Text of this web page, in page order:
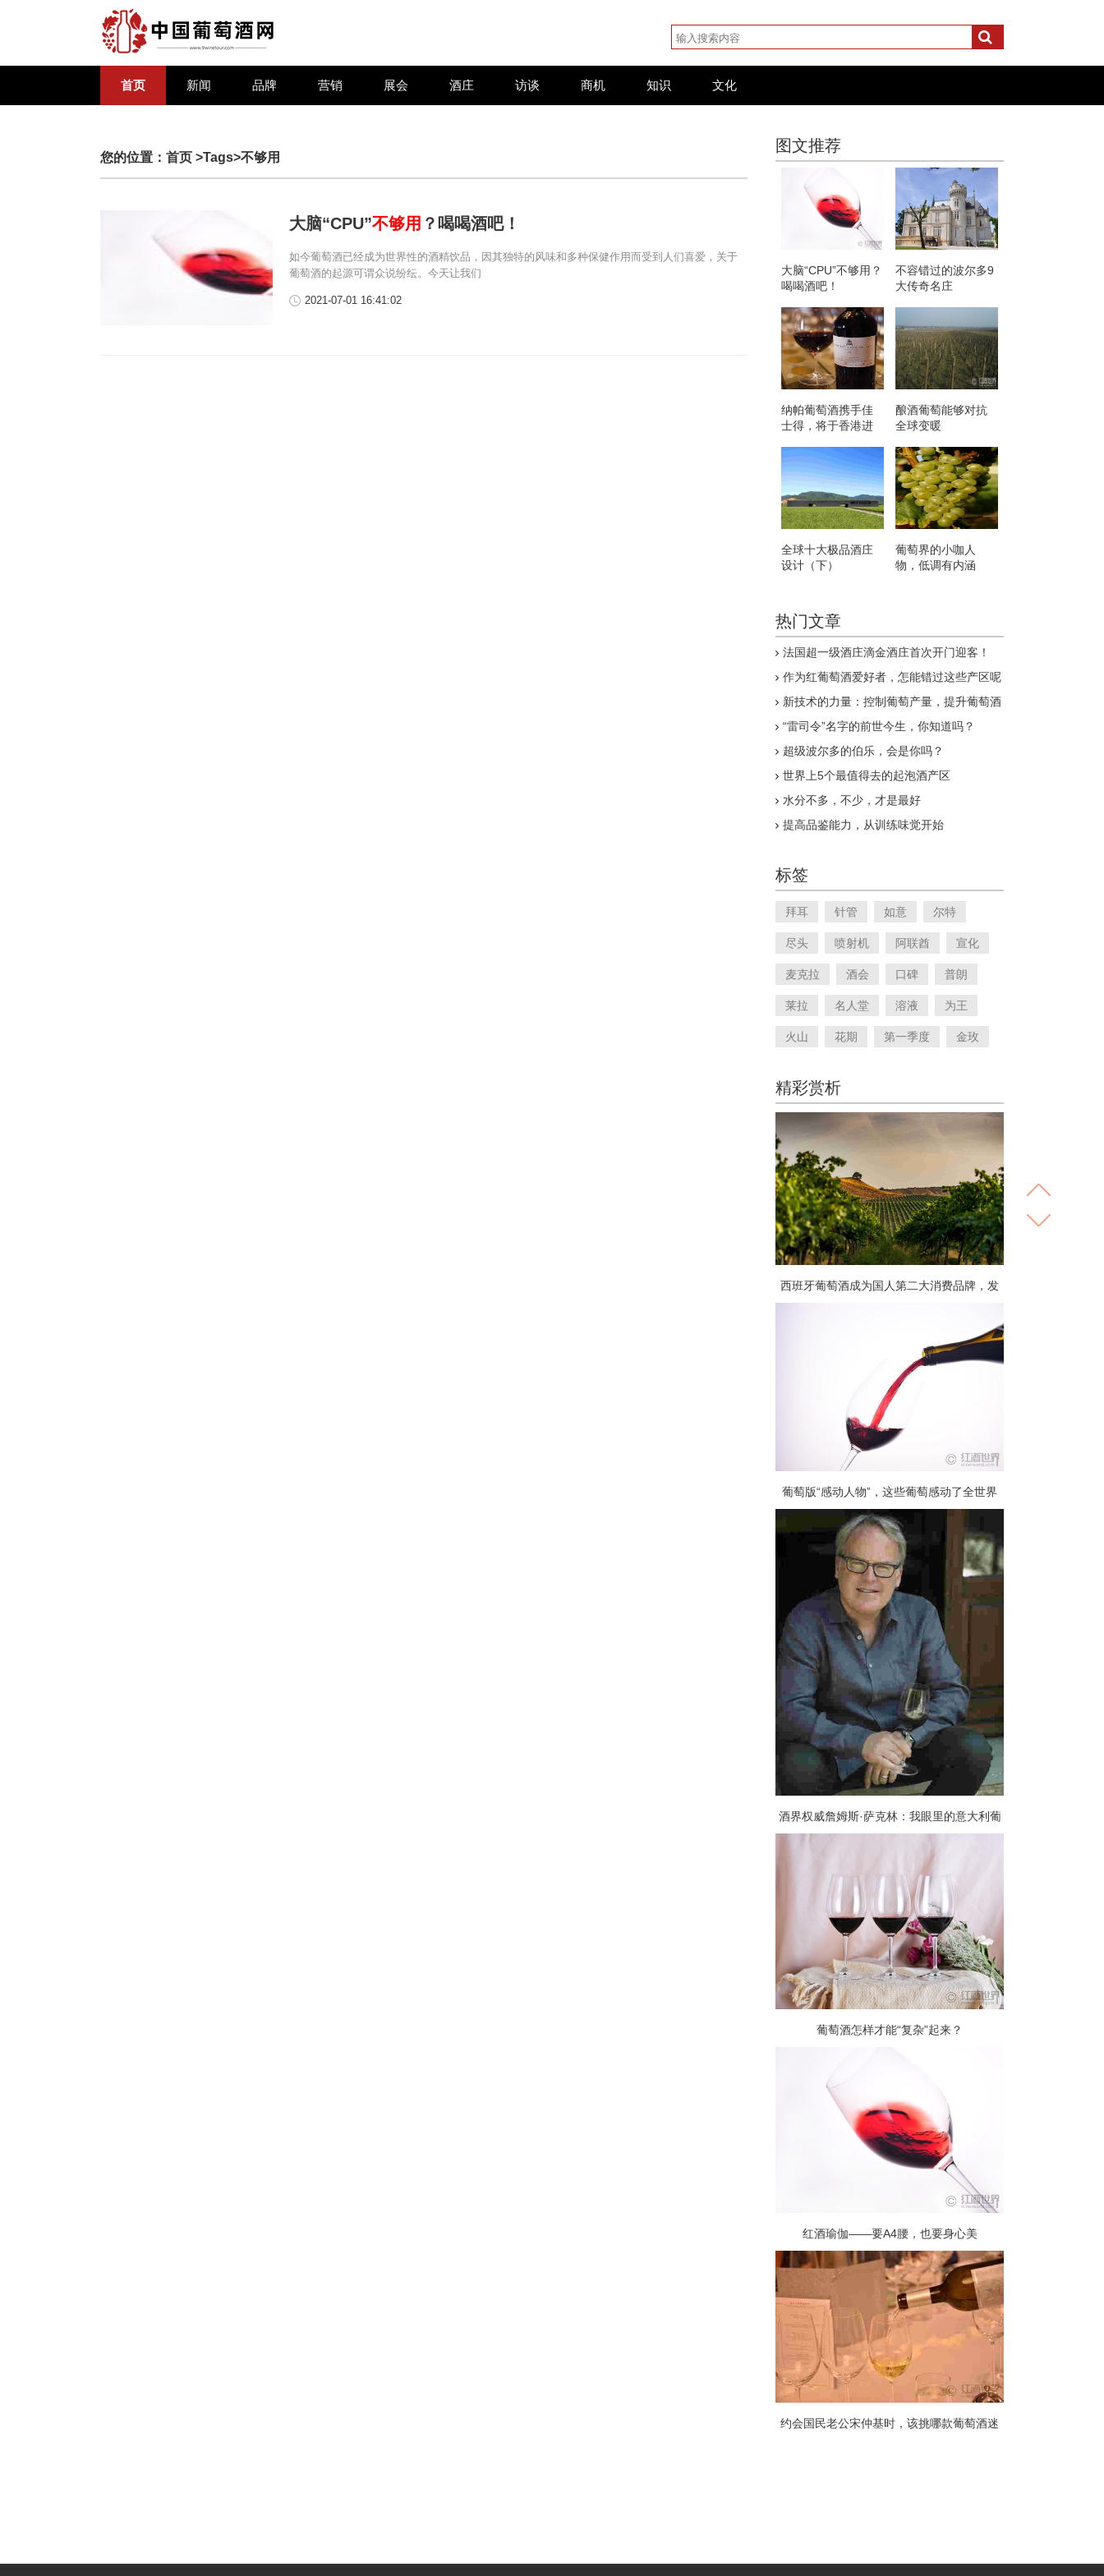
首页 新闻 品牌 营销 展会 酒庄 访谈 商机 知识 文化
您的位置： 首页 >Tags>不够用
大脑“CPU”不够用 ？喝喝酒吧！
如今葡萄酒已经成为世界性的酒精饮品，因其独特的风味和多种保健作用而受到人们喜爱，关于
葡萄酒的起源可谓众说纷纭。今天让我们
2021-07-01 16:41:02
图文推荐
大脑“CPU”不够用？
喝喝酒吧！
不容错过的波尔多9
大传奇名庄
纳帕葡萄酒携手佳
士得，将于香港进
酿酒葡萄能够对抗
全球变暖
全球十大极品酒庄
设计（下）
葡萄界的小咖人
物，低调有内涵
热门文章
法国超一级酒庄滴金酒庄首次开门迎客！
作为红葡萄酒爱好者，怎能错过这些产区呢
新技术的力量：控制葡萄产量，提升葡萄酒
“雷司令”名字的前世今生，你知道吗？
超级波尔多的伯乐，会是你吗？
世界上5个最值得去的起泡酒产区
水分不多，不少，才是最好
提高品鉴能力，从训练味觉开始
标签
拜耳 针管 如意 尔特
尽头 喷射机 阿联酋 宣化
麦克拉 酒会 口碑 普朗
莱拉 名人堂 溶液 为王
火山 花期 第一季度 金玫
精彩赏析
西班牙葡萄酒成为国人第二大消费品牌，发
葡萄版“感动人物”，这些葡萄感动了全世界
酒界权威詹姆斯·萨克林：我眼里的意大利葡
萄酒
葡萄酒怎样才能“复杂”起来？
红酒瑜伽——要A4腰，也要身心美
约会国民老公宋仲基时，该挑哪款葡萄酒迷